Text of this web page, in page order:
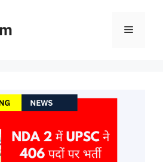
Menu